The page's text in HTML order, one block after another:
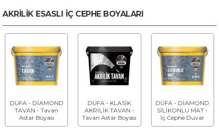
AKRİLİK ESASLI İÇ CEPHE BOYALARI
DÜFA - DİAMOND
TAVAN - Tavan
Astar Boyası
DÜFA - KLASİK
AKRİLİK TAVAN -
Tavan Astar Boyası
DÜFA - DİAMOND
SİLİKONLU MAT -
İç Cephe Duvar
Boyası